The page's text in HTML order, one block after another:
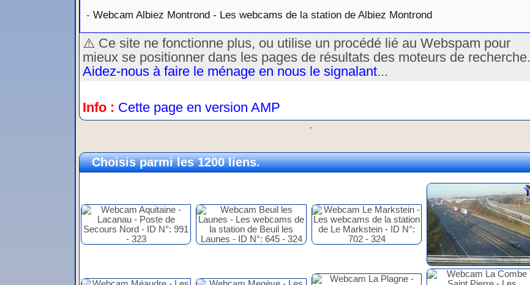
- Webcam Albiez Montrond - Les webcams de la station de Albiez Montrond
⚠️ Ce site ne fonctionne plus, ou utilise un procédé lié au Webspam pour
mieux se positionner dans les pages de résultats des moteurs de recherche.
Aidez-nous à faire le ménage en nous le signalant...
Info : Cette page en version AMP
.
Choisis parmi les 1200 liens.